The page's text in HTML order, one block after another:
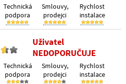
Technická
podpora
Smlouvy,
prodejci
Rychlost
instalace
Uživatel
NEDOPORUČUJE
Technická
podpora
Smlouvy,
prodejci
Rychlost
instalace